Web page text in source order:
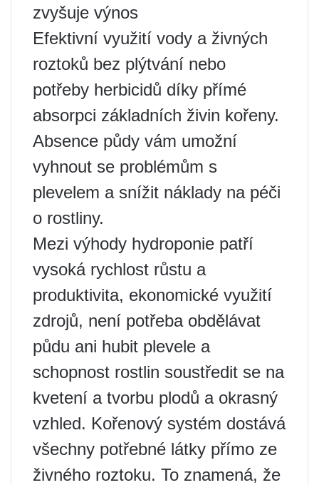
zvyšuje výnos
Efektivní využití vody a živných
roztoků bez plýtvání nebo
potřeby herbicidů díky přímé
absorpci základních živin kořeny.
Absence půdy vám umožní
vyhnout se problémům s
plevelem a snížit náklady na péči
o rostliny.
Mezi výhody hydroponie patří
vysoká rychlost růstu a
produktivita, ekonomické využití
zdrojů, není potřeba obdělávat
půdu ani hubit plevele a
schopnost rostlin soustředit se na
kvetení a tvorbu plodů a okrasný
vzhled. Kořenový systém dostává
všechny potřebné látky přímo ze
živného roztoku. To znamená, že